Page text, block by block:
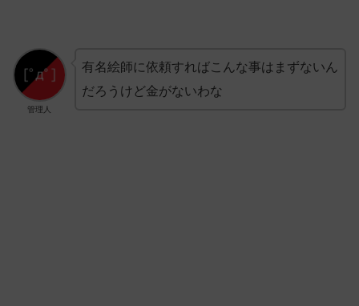
管理人
有名絵師に依頼すればこんな事はまずないん
だろうけど金がないわな